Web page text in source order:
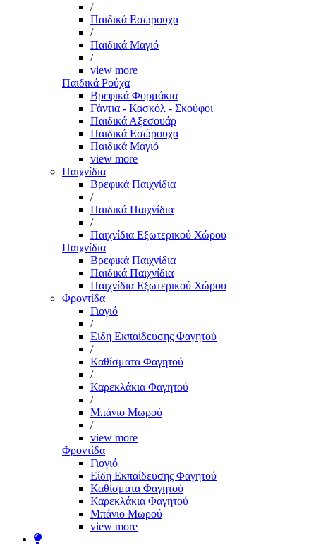
/
Παιδικά Εσώρουχα
/
Παιδικά Μαγιό
/
view more
Παιδικά Ρούχα
Βρεφικά Φορμάκια
Γάντια - Κασκόλ - Σκούφοι
Παιδικά Αξεσουάρ
Παιδικά Εσώρουχα
Παιδικά Μαγιό
view more
Παιχνίδια
Βρεφικά Παιχνίδια
/
Παιδικά Παιχνίδια
/
Παιχνίδια Εξωτερικού Χώρου
Παιχνίδια
Βρεφικά Παιχνίδια
Παιδικά Παιχνίδια
Παιχνίδια Εξωτερικού Χώρου
Φροντίδα
Γιογιό
/
Είδη Εκπαίδευσης Φαγητού
/
Καθίσματα Φαγητού
/
Καρεκλάκια Φαγητού
/
Μπάνιο Μωρού
/
view more
Φροντίδα
Γιογιό
Είδη Εκπαίδευσης Φαγητού
Καθίσματα Φαγητού
Καρεκλάκια Φαγητού
Μπάνιο Μωρού
view more